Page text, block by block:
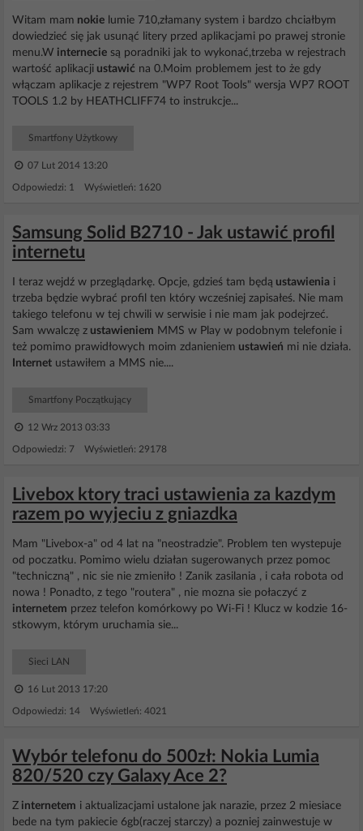
Witam mam nokie lumie 710,złamany system i bardzo chciałbym
dowiedzieć się jak usunąć litery przed aplikacjami po prawej stronie
menu.W internecie są poradniki jak to wykonać,trzeba w rejestrach
wartość aplikacji ustawić na 0.Moim problemem jest to że gdy
włączam aplikacje z rejestrem "WP7 Root Tools" wersja WP7 ROOT
TOOLS 1.2 by HEATHCLIFF74 to instrukcje...
Smartfony Użytkowy
07 Lut 2014 13:20
Odpowiedzi: 1 Wyświetleń: 1620
Samsung Solid B2710 - Jak ustawić profil
internetu
I teraz wejdź w przeglądarkę. Opcje, gdzieś tam będą ustawienia i
trzeba będzie wybrać profil ten który wcześniej zapisałeś. Nie mam
takiego telefonu w tej chwili w serwisie i nie mam jak podejrzeć.
Sam wwalczę z ustawieniem MMS w Play w podobnym telefonie i
też pomimo prawidłowych moim zdanieniem ustawień mi nie działa.
Internet ustawiłem a MMS nie....
Smartfony Początkujący
12 Wrz 2013 03:33
Odpowiedzi: 7 Wyświetleń: 29178
Livebox ktory traci ustawienia za kazdym
razem po wyjeciu z gniazdka
Mam "Livebox-a" od 4 lat na "neostradzie". Problem ten wystepuje
od poczatku. Pomimo wielu działan sugerowanych przez pomoc
"techniczną" , nic sie nie zmieniło ! Zanik zasilania , i cała robota od
nowa ! Ponadto, z tego "routera" , nie mozna sie połaczyć z
internetem przez telefon komórkowy po Wi-Fi ! Klucz w kodzie 16-
stkowym, którym uruchamia sie...
Sieci LAN
16 Lut 2013 17:20
Odpowiedzi: 14 Wyświetleń: 4021
Wybór telefonu do 500zł: Nokia Lumia
820/520 czy Galaxy Ace 2?
Z internetem i aktualizacjami ustalone jak narazie, przez 2 miesiace
bede na tym pakiecie 6gb(raczej starczy) a pozniej zainwestuje w